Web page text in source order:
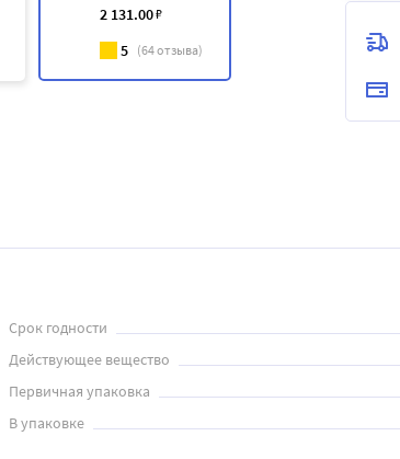
2 131.00₽
5 (64отзыва)
Срок годности
Действующее вещество
Первичная упаковка
В упаковке